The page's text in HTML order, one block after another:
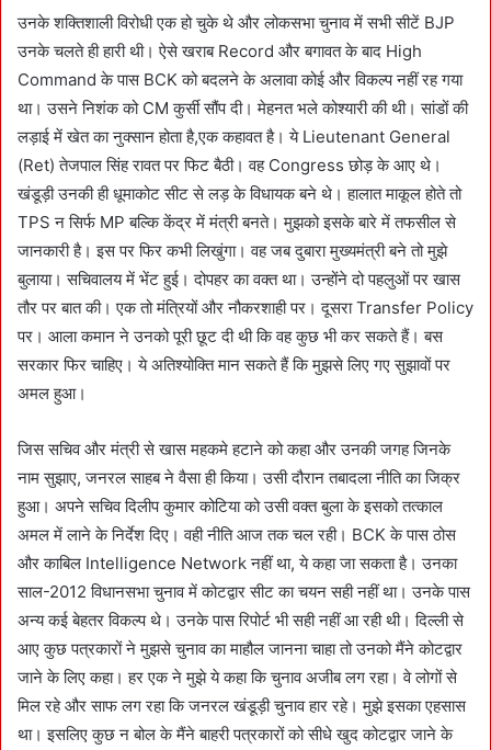
उनके शक्तिशाली विरोधी एक हो चुके थे और लोकसभा चुनाव में सभी सीटें BJP
उनके चलते ही हारी थी। ऐसे खराब Record और बगावत के बाद High
Command के पास BCK को बदलने के अलावा कोई और विकल्प नहीं रह गया
था। उसने निशंक को CM कुर्सी सौंप दी। मेहनत भले कोश्यारी की थी। सांडों की
लड़ाई में खेत का नुक्सान होता है,एक कहावत है। ये Lieutenant General
(Ret) तेजपाल सिंह रावत पर फिट बैठी। वह Congress छोड़ के आए थे।
खंडूड़ी उनकी ही धूमाकोट सीट से लड़ के विधायक बने थे। हालात माकूल होते तो
TPS न सिर्फ MP बल्कि केंद्र में मंत्री बनते। मुझको इसके बारे में तफसील से
जानकारी है। इस पर फिर कभी लिखुंगा। वह जब दुबारा मुख्यमंत्री बने तो मुझे
बुलाया। सचिवालय में भेंट हुई। दोपहर का वक्त था। उन्होंने दो पहलुओं पर खास
तौर पर बात की। एक तो मंत्रियों और नौकरशाही पर। दूसरा Transfer Policy
पर। आला कमान ने उनको पूरी छूट दी थी कि वह कुछ भी कर सकते हैं। बस
सरकार फिर चाहिए। ये अतिश्योक्ति मान सकते हैं कि मुझसे लिए गए सुझावों पर
अमल हुआ।
जिस सचिव और मंत्री से खास महकमे हटाने को कहा और उनकी जगह जिनके
नाम सुझाए, जनरल साहब ने वैसा ही किया। उसी दौरान तबादला नीति का जिक्र
हुआ। अपने सचिव दिलीप कुमार कोटिया को उसी वक्त बुला के इसको तत्काल
अमल में लाने के निर्देश दिए। वही नीति आज तक चल रही। BCK के पास ठोस
और काबिल Intelligence Network नहीं था, ये कहा जा सकता है। उनका
साल-2012 विधानसभा चुनाव में कोटद्वार सीट का चयन सही नहीं था। उनके पास
अन्य कई बेहतर विकल्प थे। उनके पास रिपोर्ट भी सही नहीं आ रही थी। दिल्ली से
आए कुछ पत्रकारों ने मुझसे चुनाव का माहौल जानना चाहा तो उनको मैंने कोटद्वार
जाने के लिए कहा। हर एक ने मुझे ये कहा कि चुनाव अजीब लग रहा। वे लोगों से
मिल रहे और साफ लग रहा कि जनरल खंडूड़ी चुनाव हार रहे। मुझे इसका एहसास
था। इसलिए कुछ न बोल के मैंने बाहरी पत्रकारों को सीधे खुद कोटद्वार जाने के